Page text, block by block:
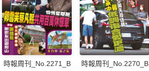
時報周刊_No.2271_B 時報周刊_No.2270_B